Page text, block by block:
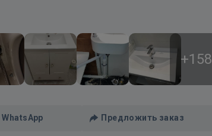
+158
WhatsApp Предложить заказ